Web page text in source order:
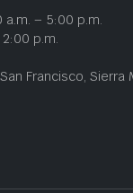
a.m. – 5:00 p.m.
p.m.
Francisco, Sierra